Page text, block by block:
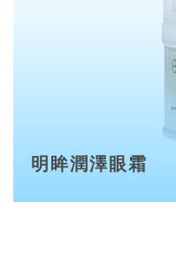
明眸潤澤眼霜